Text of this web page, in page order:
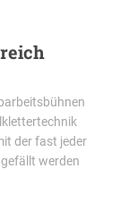
der fast jeder
werden